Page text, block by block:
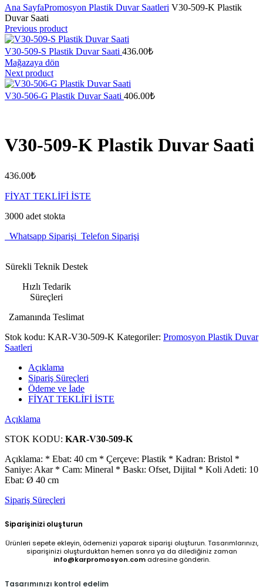
Ana SayfaPromosyon Plastik Duvar Saatleri V30-509-K Plastik
Duvar Saati
Previous product
V30-509-S Plastik Duvar Saati 436.00₺
Mağazaya dön
Next product
V30-506-G Plastik Duvar Saati 406.00₺
V30-509-K Plastik Duvar Saati
436.00₺
FİYAT TEKLİFİ İSTE
3000 adet stokta
Whatsapp Siparişi Telefon Siparişi
Sürekli Teknik Destek
Hızlı Tedarik
Süreçleri
Zamanında Teslimat
Stok kodu: KAR-V30-509-K Kategoriler: Promosyon Plastik Duvar
Saatleri
Açıklama
Sipariş Süreçleri
Ödeme ve İade
FİYAT TEKLİFİ İSTE
Açıklama
STOK KODU: KAR-V30-509-K
Açıklama: * Ebat: 40 cm * Çerçeve: Plastik * Kadran: Bristol *
Saniye: Akar * Cam: Mineral * Baskı: Ofset, Dijital * Koli Adeti: 10
Ebat: Ø 40 cm
Sipariş Süreçleri
Siparişinizi oluşturun
Ürünleri sepete ekleyin, ödemenizi yaparak siparişi oluşturun. Tasarımlarınızı,
siparişinizi oluşturduktan hemen sonra ya da dilediğiniz zaman
info@karpromosyon.comadresine gönderin.
Tasarımınızı kontrol edelim